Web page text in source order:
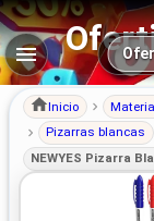
Inicio
Pizarras blancas
NEWYES Pizarra